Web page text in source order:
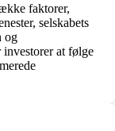
faktorer,
selskabets
og
at følge